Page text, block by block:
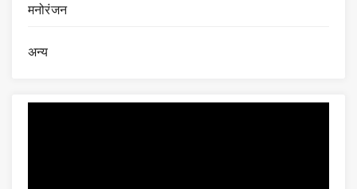
मनोरंजन
अन्य